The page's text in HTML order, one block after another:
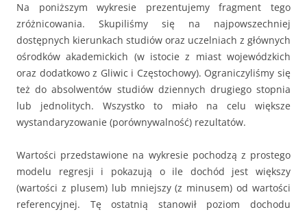
Na poniższym wykresie prezentujemy fragment tego
zróżnicowania. Skupiliśmy się na najpowszechniej
dostępnych kierunkach studiów oraz uczelniach z głównych
ośrodków akademickich (w istocie z miast wojewódzkich
oraz dodatkowo z Gliwic i Częstochowy). Ograniczyliśmy się
też do absolwentów studiów dziennych drugiego stopnia
lub jednolitych. Wszystko to miało na celu większe
wystandaryzowanie (porównywalność) rezultatów.
Wartości przedstawione na wykresie pochodzą z prostego
modelu regresji i pokazują o ile dochód jest większy
(wartości z plusem) lub mniejszy (z minusem) od wartości
referencyjnej. Tę ostatnią stanowił poziom dochodu